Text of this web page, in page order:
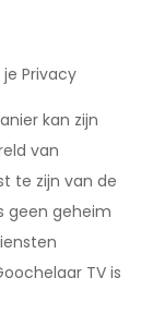
Privacy
kan zijn
van
te zijn van de
geen geheim
TV is